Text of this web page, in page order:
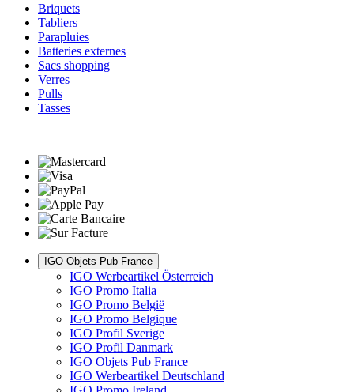
Briquets
Tabliers
Parapluies
Batteries externes
Sacs shopping
Verres
Pulls
Tasses
IGO Objets Pub France
IGO Werbeartikel Österreich
IGO Promo Italia
IGO Promo België
IGO Promo Belgique
IGO Profil Sverige
IGO Profil Danmark
IGO Objets Pub France
IGO Werbeartikel Deutschland